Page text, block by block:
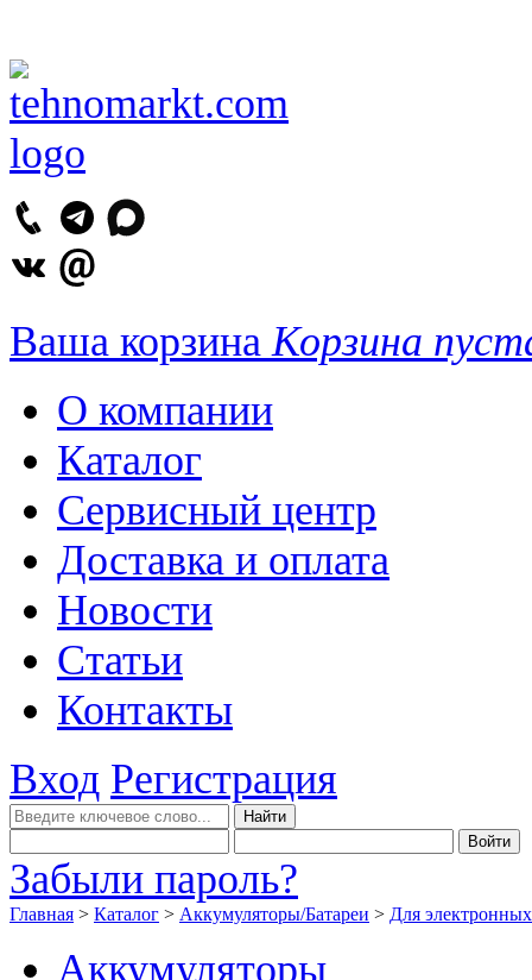
Ваша корзина Корзина
О компании
Каталог
Сервисный центр
Доставка и оплата
Новости
Статьи
Контакты
Вход Регистрация
Забыли пароль?
Главная > Каталог > Аккумуляторы/Батареи > Для
Аккумуляторы